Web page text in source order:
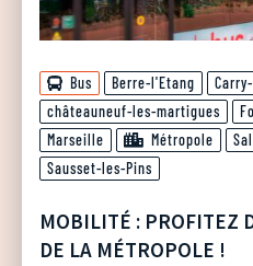
Bus Berre-l'Etang
châteauneuf-les-martigues
Marseille
Métropole
Sausset-les-Pins
MOBILITÉ : PROFITEZ
DE LA MÉTROPOLE !